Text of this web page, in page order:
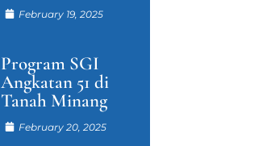
February 19, 2025
Program SGI
Angkatan 51 di
Tanah Minang
February 20, 2025